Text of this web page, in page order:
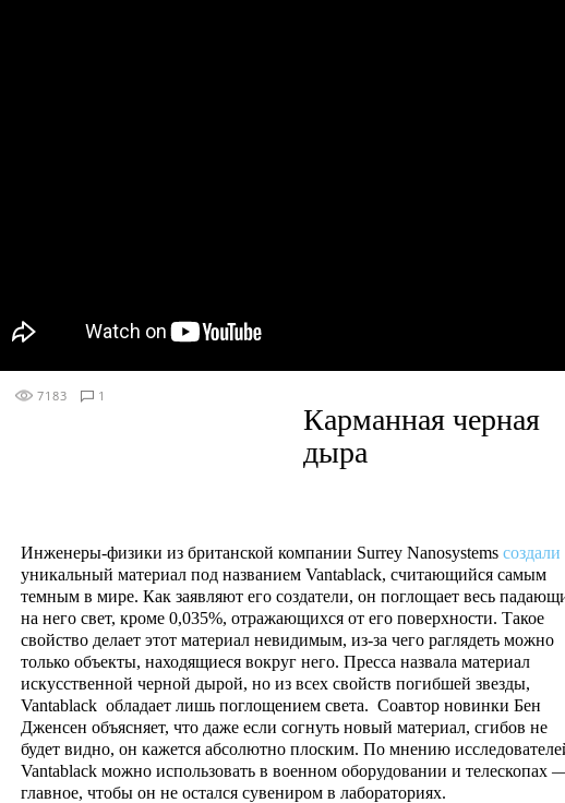
7183 1
Карманная черная
дыра
Инженеры-физики из британской компании Surrey Nanosystems создали
уникальный материал под названием Vantablack, считающийся самым
темным в мире. Как заявляют его создатели, он поглощает весь
на него свет, кроме 0,035%, отражающихся от его поверхности. Такое
свойство делает этот материал невидимым, из-за чего раглядеть можно
только объекты, находящиеся вокруг него. Пресса назвала материал
искусственной черной дырой, но из всех свойств погибшей звезды,
Vantablack обладает лишь поглощением света. Соавтор новинки Бен
Дженсен объясняет, что даже если согнуть новый материал, сгибов не
будет видно, он кажется абсолютно плоским. По мнению
Vantablack можно использовать в военном оборудовании и телескопах
главное, чтобы он не остался сувениром в лабораториях.